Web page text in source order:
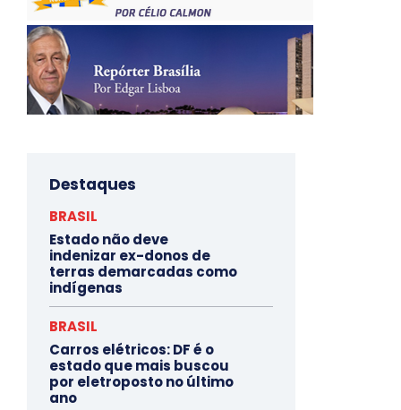
Destaques
BRASIL
Estado não deve
indenizar ex-donos de
terras demarcadas como
indígenas
BRASIL
Carros elétricos: DF é o
estado que mais buscou
por eletroposto no último
ano